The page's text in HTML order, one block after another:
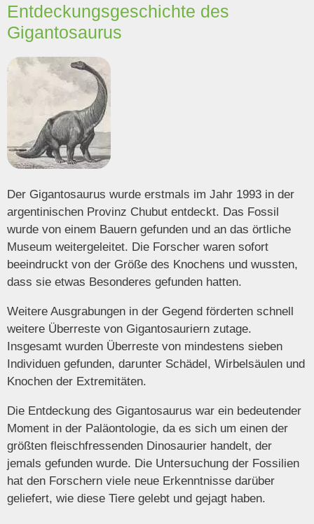
Entdeckungsgeschichte des
Gigantosaurus
Der Gigantosaurus wurde erstmals im Jahr 1993 in der
argentinischen Provinz Chubut entdeckt. Das Fossil
wurde von einem Bauern gefunden und an das örtliche
Museum weitergeleitet. Die Forscher waren sofort
beeindruckt von der Größe des Knochens und wussten,
dass sie etwas Besonderes gefunden hatten.
Weitere Ausgrabungen in der Gegend förderten schnell
weitere Überreste von Gigantosauriern zutage.
Insgesamt wurden Überreste von mindestens sieben
Individuen gefunden, darunter Schädel, Wirbelsäulen und
Knochen der Extremitäten.
Die Entdeckung des Gigantosaurus war ein bedeutender
Moment in der Paläontologie, da es sich um einen der
größten fleischfressenden Dinosaurier handelt, der
jemals gefunden wurde. Die Untersuchung der Fossilien
hat den Forschern viele neue Erkenntnisse darüber
geliefert, wie diese Tiere gelebt und gejagt haben.